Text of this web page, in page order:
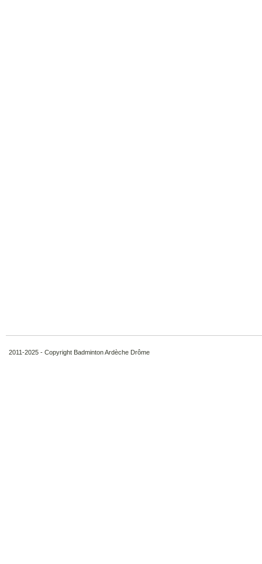
2011-2025 - Copyright Badminton Ardèche Drôme